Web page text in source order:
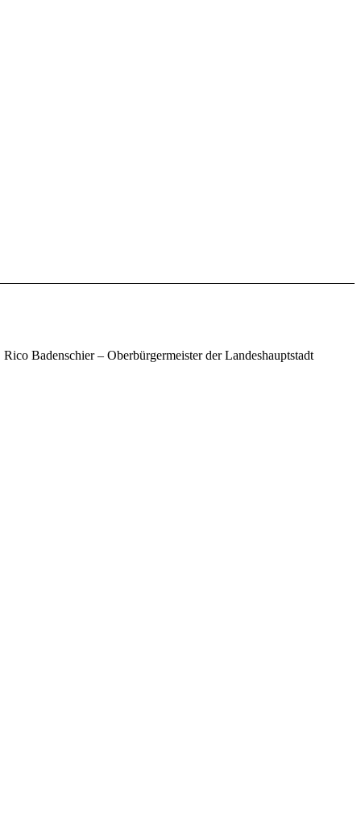
Badenschier – Oberbürgermeister der Landeshauptstadt